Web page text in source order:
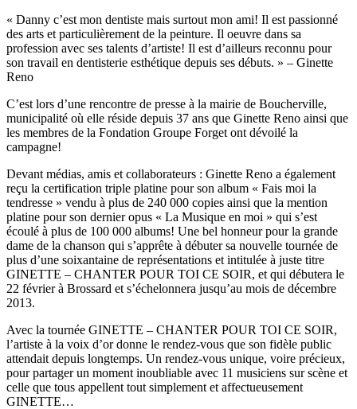
« Danny c’est mon dentiste mais surtout mon ami! Il est passionné
des arts et particulièrement de la peinture. Il oeuvre dans sa
profession avec ses talents d’artiste! Il est d’ailleurs reconnu pour
son travail en dentisterie esthétique depuis ses débuts. » – Ginette
Reno
C’est lors d’une rencontre de presse à la mairie de Boucherville,
municipalité où elle réside depuis 37 ans que Ginette Reno ainsi que
les membres de la Fondation Groupe Forget ont dévoilé la
campagne!
Devant médias, amis et collaborateurs : Ginette Reno a également
reçu la certification triple platine pour son album « Fais moi la
tendresse » vendu à plus de 240 000 copies ainsi que la mention
platine pour son dernier opus « La Musique en moi » qui s’est
écoulé à plus de 100 000 albums! Une bel honneur pour la grande
dame de la chanson qui s’apprête à débuter sa nouvelle tournée de
plus d’une soixantaine de représentations et intitulée à juste titre
GINETTE – CHANTER POUR TOI CE SOIR, et qui débutera le
22 février à Brossard et s’échelonnera jusqu’au mois de décembre
2013.
Avec la tournée GINETTE – CHANTER POUR TOI CE SOIR,
l’artiste à la voix d’or donne le rendez-vous que son fidèle public
attendait depuis longtemps. Un rendez-vous unique, voire précieux,
pour partager un moment inoubliable avec 11 musiciens sur scène et
celle que tous appellent tout simplement et affectueusement
GINETTE…